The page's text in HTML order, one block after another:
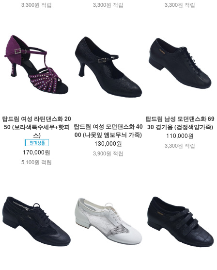
3,300원 적립 3,300원 적립 3,300원 적립
탑드림 여성 라틴댄스화 20
50 (보라색특수세무+핫피
스)
170,000원
5,100원 적립
탑드림 여성 모던댄스화 40
00 (나뭇잎 앰보무늬 가죽)
130,000원
3,900원 적립
탑드림 남성 모던댄스화 69
30 경기용 (검정색양가죽)
110,000원
3,300원 적립